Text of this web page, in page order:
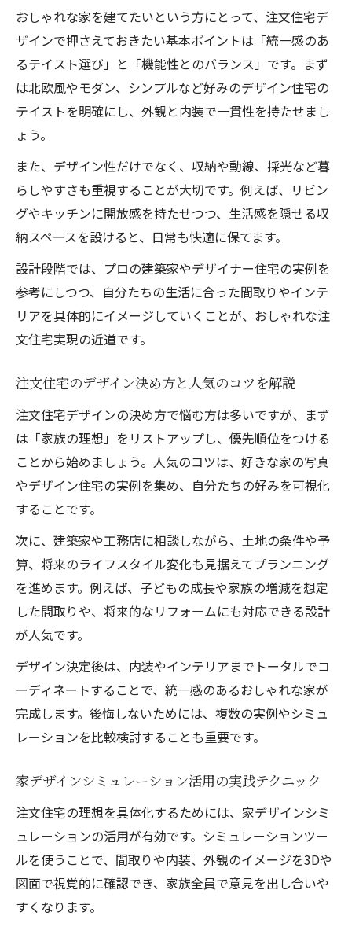
注文住宅おしゃれ工務店選びの重要なポイ
ント
家デザインおしゃれを引き出す素材と配色
の選び方
間取りシミュレーションで発見する魅力
家デザインのシミュレーションで理想の配
置を検証
注文住宅で暮らしやすさを左右するシミュ
レーション事例
間取りシミュレーションで見つける快適動
線の工夫
注文住宅デザインに役立つ間取りのシミュ
レーション術
人気テイスト別注文住宅内装アイデア集
例紹介
ナチュラルやモダンを活かす注文住宅内装
の工夫
おしゃれな家内装を演出する注文住宅アイ
注文住宅で叶えるカフェ風や北欧風デザイ
ンの魅力
家デザイン内装の最新トレンドと実践ポイ
ント
注文住宅で家族構成に合わせた間取り設計
法
暮らしやすい注文住宅を実現する間取りの
家族のライフスタイル別注文住宅間取りア
注文住宅デザインで動線と収納を最適化す
る方法
注文住宅実例集に学ぶ家族向け間取りのポ
イント
おしゃれな家を建てたいという方にとって、注文住宅デ
ザインで押さえておきたい基本ポイントは「統一感のあ
るテイスト選び」と「機能性とのバランス」です。まず
は北欧風やモダン、シンプルなど好みのデザイン住宅の
テイストを明確にし、外観と内装で一貫性を持たせまし
ょう。
また、デザイン性だけでなく、収納や動線、採光など暮
らしやすさも重視することが大切です。例えば、リビン
グやキッチンに開放感を持たせつつ、生活感を隠せる収
納スペースを設けると、日常も快適に保てます。
設計段階では、プロの建築家やデザイナー住宅の実例を
参考にしつつ、自分たちの生活に合った間取りやインテ
リアを具体的にイメージしていくことが、おしゃれな注
文住宅実現の近道です。
注文住宅のデザイン決め方と人気のコツを解説
注文住宅デザインの決め方で悩む方は多いですが、まず
は「家族の理想」をリストアップし、優先順位をつける
ことから始めましょう。人気のコツは、好きな家の写真
やデザイン住宅の実例を集め、自分たちの好みを可視化
することです。
次に、建築家や工務店に相談しながら、土地の条件や予
算、将来のライフスタイル変化も見据えてプランニング
を進めます。例えば、子どもの成長や家族の増減を想定
した間取りや、将来的なリフォームにも対応できる設計
が人気です。
デザイン決定後は、内装やインテリアまでトータルでコ
ーディネートすることで、統一感のあるおしゃれな家が
完成します。後悔しないためには、複数の実例やシミュ
レーションを比較検討することも重要です。
家デザインシミュレーション活用の実践テクニック
注文住宅の理想を具体化するためには、家デザインシミ
ュレーションの活用が有効です。シミュレーションツー
ルを使うことで、間取りや内装、外観のイメージを3Dや
図面で視覚的に確認でき、家族全員で意見を出し合いや
すくなります。